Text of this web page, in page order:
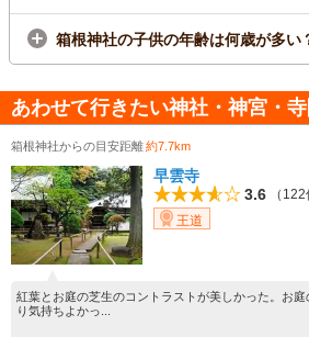
箱根神社の子供の年齢は何歳が多い
あわせて行きたい神社・神宮・
箱根神社からの目安距離約7.7km
早雲寺
3.6
（122
王道
紅葉とお庭の芝生のコントラストが美しかった。お
り気持ちよかっ...